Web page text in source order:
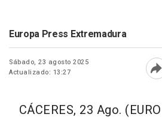
Europa Press Extremadura
Sábado, 23 agosto 2025
Actualizado: 13:27
CÁCERES, 23 Ago.